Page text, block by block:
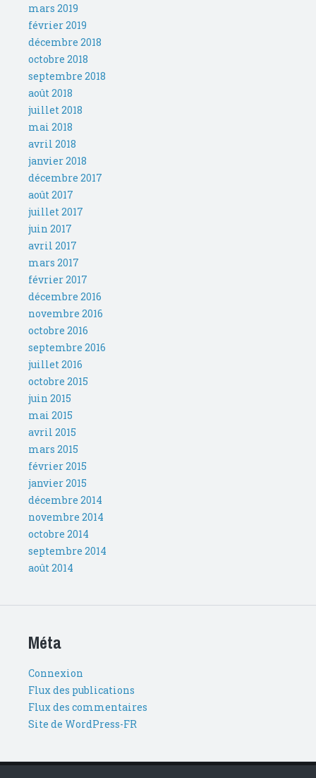
mars 2019
février 2019
décembre 2018
octobre 2018
septembre 2018
août 2018
juillet 2018
mai 2018
avril 2018
janvier 2018
décembre 2017
août 2017
juillet 2017
juin 2017
avril 2017
mars 2017
février 2017
décembre 2016
novembre 2016
octobre 2016
septembre 2016
juillet 2016
octobre 2015
juin 2015
mai 2015
avril 2015
mars 2015
février 2015
janvier 2015
décembre 2014
novembre 2014
octobre 2014
septembre 2014
août 2014
Méta
Connexion
Flux des publications
Flux des commentaires
Site de WordPress-FR